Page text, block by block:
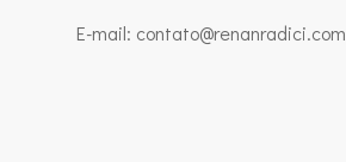
E-mail: contato@renanradici.com